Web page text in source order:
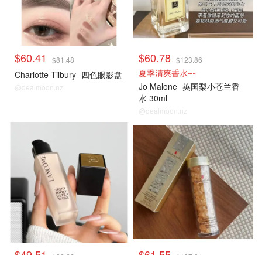
$60.41 $81.48
Charlotte Tilbury 四色眼影盘
@dealmoon.nz
$60.78 $123.86
夏季清爽香水~~
Jo Malone 英国梨小苍兰香
水 30ml
@dealmoon.nz